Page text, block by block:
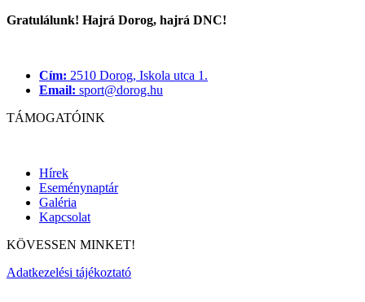
Gratulálunk! Hajrá Dorog, hajrá DNC!
Cím: 2510 Dorog, Iskola utca 1.
Email: sport@dorog.hu
TÁMOGATÓINK
Hírek
Eseménynaptár
Galéria
Kapcsolat
KÖVESSEN MINKET!
Adatkezelési tájékoztató